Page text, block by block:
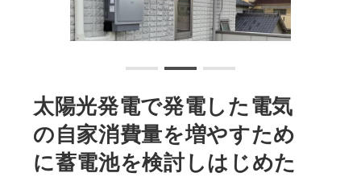
太陽光発電で発電した電気
の自家消費量を増やすため
に蓄電池を検討しはじめた